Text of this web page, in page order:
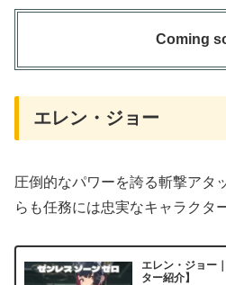
Coming
エレン・ジョー
圧倒的なパワーを誇る斬撃アタ
らも任務には忠実なキャラクタ
エレン・ジョー
ター紹介】